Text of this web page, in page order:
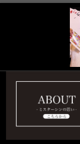
Skip to content